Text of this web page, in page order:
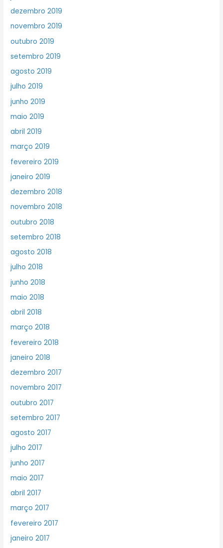
dezembro 2019
novembro 2019
outubro 2019
setembro 2019
agosto 2019
julho 2019
junho 2019
maio 2019
abril 2019
março 2019
fevereiro 2019
janeiro 2019
dezembro 2018
novembro 2018
outubro 2018
setembro 2018
agosto 2018
julho 2018
junho 2018
maio 2018
abril 2018
março 2018
fevereiro 2018
janeiro 2018
dezembro 2017
novembro 2017
outubro 2017
setembro 2017
agosto 2017
julho 2017
junho 2017
maio 2017
abril 2017
março 2017
fevereiro 2017
janeiro 2017